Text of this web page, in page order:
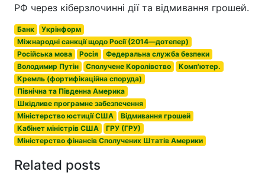
РФ через кіберзлочинні дії та відмивання грошей.
Банк
Укрінформ
Міжнародні санкції щодо Росії (2014—дотепер)
Російська мова
Росія
Федеральна служба безпеки
Володимир Путін
Сполучене Королівство
Комп'ютер.
Кремль (фортифікаційна споруда)
Північна та Південна Америка
Шкідливе програмне забезпечення
Міністерство юстиції США
Відмивання грошей
Кабінет міністрів США
ГРУ (ГРУ)
Міністерство фінансів Сполучених Штатів Америки
Related posts